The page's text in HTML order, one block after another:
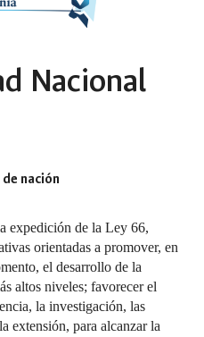
Nacional
nación
expedición de la Ley 66,
orientadas a promover, en
el desarrollo de la
altos niveles; favorecer el
la investigación, las
extensión, para alcanzar la